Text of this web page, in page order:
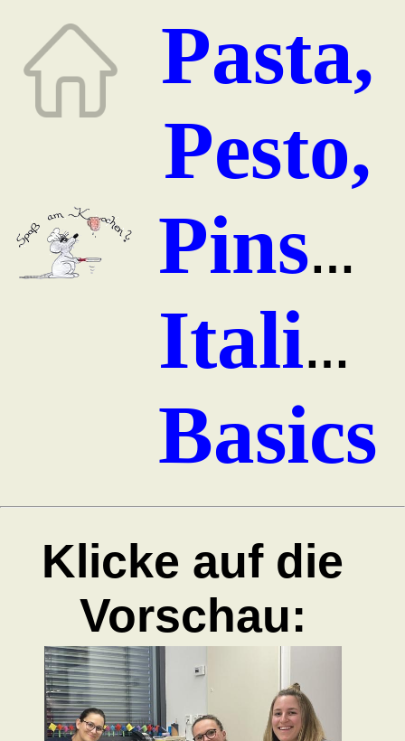
Pasta,
Pesto,
Basics
Klicke auf die
Vorschau: